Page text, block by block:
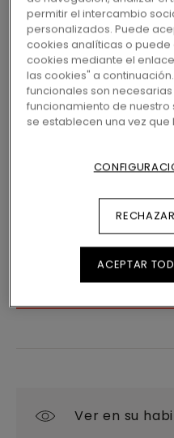
40,05€/m²
PVP Recomendado (IVA
Incluido)
ENCUENTRE UNA
queda alguna pregunta
preocupe! Siempre
Ver en su
permitir el intercambio
personalizados. Puede
cookies analíticas o
cookies mediante el
las cookies" a
funcionales son
funcionamiento de nuestro
se establecen una vez
ACEPTAR